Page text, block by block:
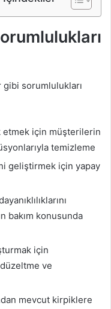
sorumlulukları
etmek için müşterilerin
temizleme
geliştirmek için yapay
bakım konusunda
için
ve
mevcut kirpiklere